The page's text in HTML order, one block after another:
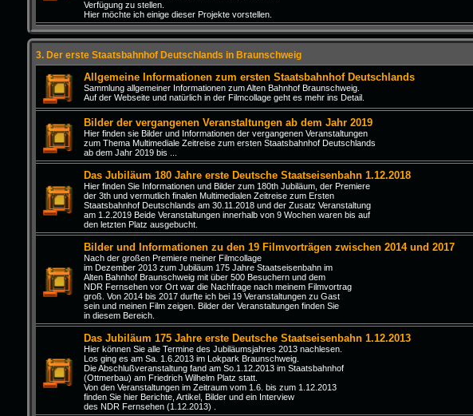
Verfügung zu stellen.
Hier möchte ich einige dieser Projekte vorstellen.
3. Der erste Staatsbahnhof Deutschlands in Braunschweig
Allgemeine Informationen zum ersten Staatsbahnhof Deutschlands
Sammlung allgemeiner Informationen zum Alten Bahnhof Braunschweig.
Auf der Webseite und natürlich in der Filmcollage geht es mehr ins Detail.
Bilder der vergangenen Veranstaltungen ab dem Jahr 2019
Hier finden sie Bilder und Informationen der vergangenen Veranstaltungen
zum Thema Multimediale Zeitreise zum ersten Staatsbahnhof Deutschlands
ab dem Jahr 2019 bis ...
Das Jubiläum 180 Jahre erste Deutsche Staatseisenbahn 1.12.2018
Hier finden Sie Informationen und Bilder zum 180th Jubiläum, der Premiere
der 3th und vermutlich finalen Multimedialen Zeitreise zum Ersten
Staatsbahnhof Deutschlands am 30.11.2018 und der Zusatz Veranstaltung
am 1.2.2019 Beide Veranstaltungen innerhalb von 9 Wochen waren bis auf
den letzten Platz ausgebucht.
Bilder und Informationen zu den 19 Filmvorträgen zwischen 2014 und 2017
Nach der großen Premiere meiner Filmcollage
im Dezember 2013 zum Jubiläum 175 Jahre Staatseisenbahn im
Alten Bahnhof Braunschweig mit über 500 Besuchern und dem
NDR Fernsehen vor Ort war die Nachfrage nach meinem Filmvortrag
groß. Von 2014 bis 2017 durfte ich bei 19 Veranstaltungen zu Gast
sein und meinen Film zeigen. Bilder der Veranstaltungen finden Sie
in diesem Bereich.
Das Jubiläum 175 Jahre erste Deutsche Staatseisenbahn 1.12.2013
Hier können Sie alle Termine des Jubiläumsjahres 2013 nachlesen.
Los ging es am Sa. 1.6.2013 im Lokpark Braunschweig.
Die Abschlußveranstaltung fand am So.1.12.2013 im Staatsbahnhof
(Ottmerbau) am Friedrich Wilhelm Platz statt.
Von den Veranstaltungen im Zeitraum vom 1.6. bis zum 1.12.2013
finden Sie hier Berichte, Artikel, Bilder und ein Interview
des NDR Fernsehen (1.12.2013) .